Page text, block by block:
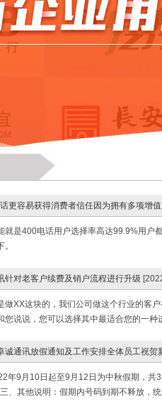
更容易获得消费者信任因为拥有多项增
就是400电话用户选择率高达99.9%用户
针对老客户续费及销户流程进行升级
做XX这块的，我们公司做这个行业的客
您说说，您可以选择其中最适合您的一种
诚通讯放假通知及工作安排全体员工祝贺
年9月10日起至9月12日为中秋假期，
、其他说明：假期内号码到期不释放，